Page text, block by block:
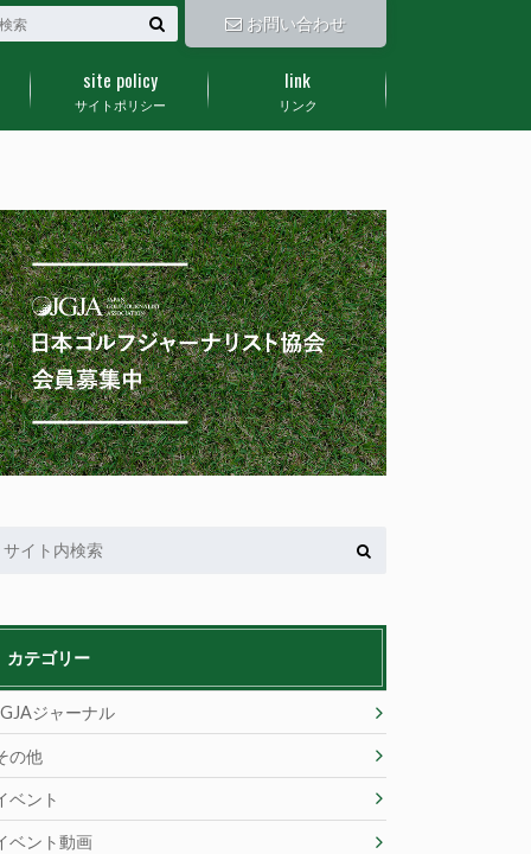
お問い合わせ
サイトポリシー
site policy
リンク
link
カテゴリー
ジャーナル
の他
ベント
ベント動画